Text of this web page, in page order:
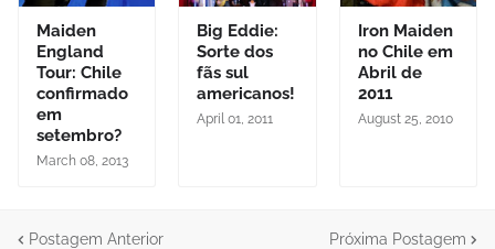
Maiden
England
Tour: Chile
confirmado
em
setembro?
March 08, 2013
Big Eddie:
Sorte dos
fãs sul
americanos!
April 01, 2011
Iron Maiden
no Chile em
Abril de
2011
August 25, 2010
Postagem Anterior Próxima Postagem